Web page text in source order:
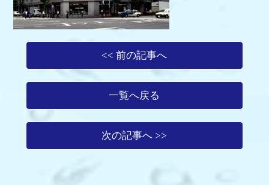
<< 前の記事へ
一覧へ戻る
次の記事へ >>